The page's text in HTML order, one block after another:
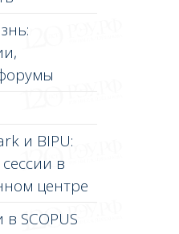
и BIPU:
в
центре
SCOPUS